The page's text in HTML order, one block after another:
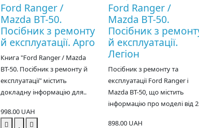
Ford Ranger /
Mazda BT-50.
Посібник з ремонту
й експлуатації. Арго
Книга "Ford Ranger / Mazda
BT-50. Посібник з ремонту й
експлуатації" містить
докладну інформацію для..
998.00 UAH
Ford Ranger /
Mazda BT-50.
Посібник з
й експлуатації.
Легіон
Посібник з ремонту та
експлуатації Ford Ranger і
Mazda BT-50, що містить
інформацію про моделі від
898.00 UAH